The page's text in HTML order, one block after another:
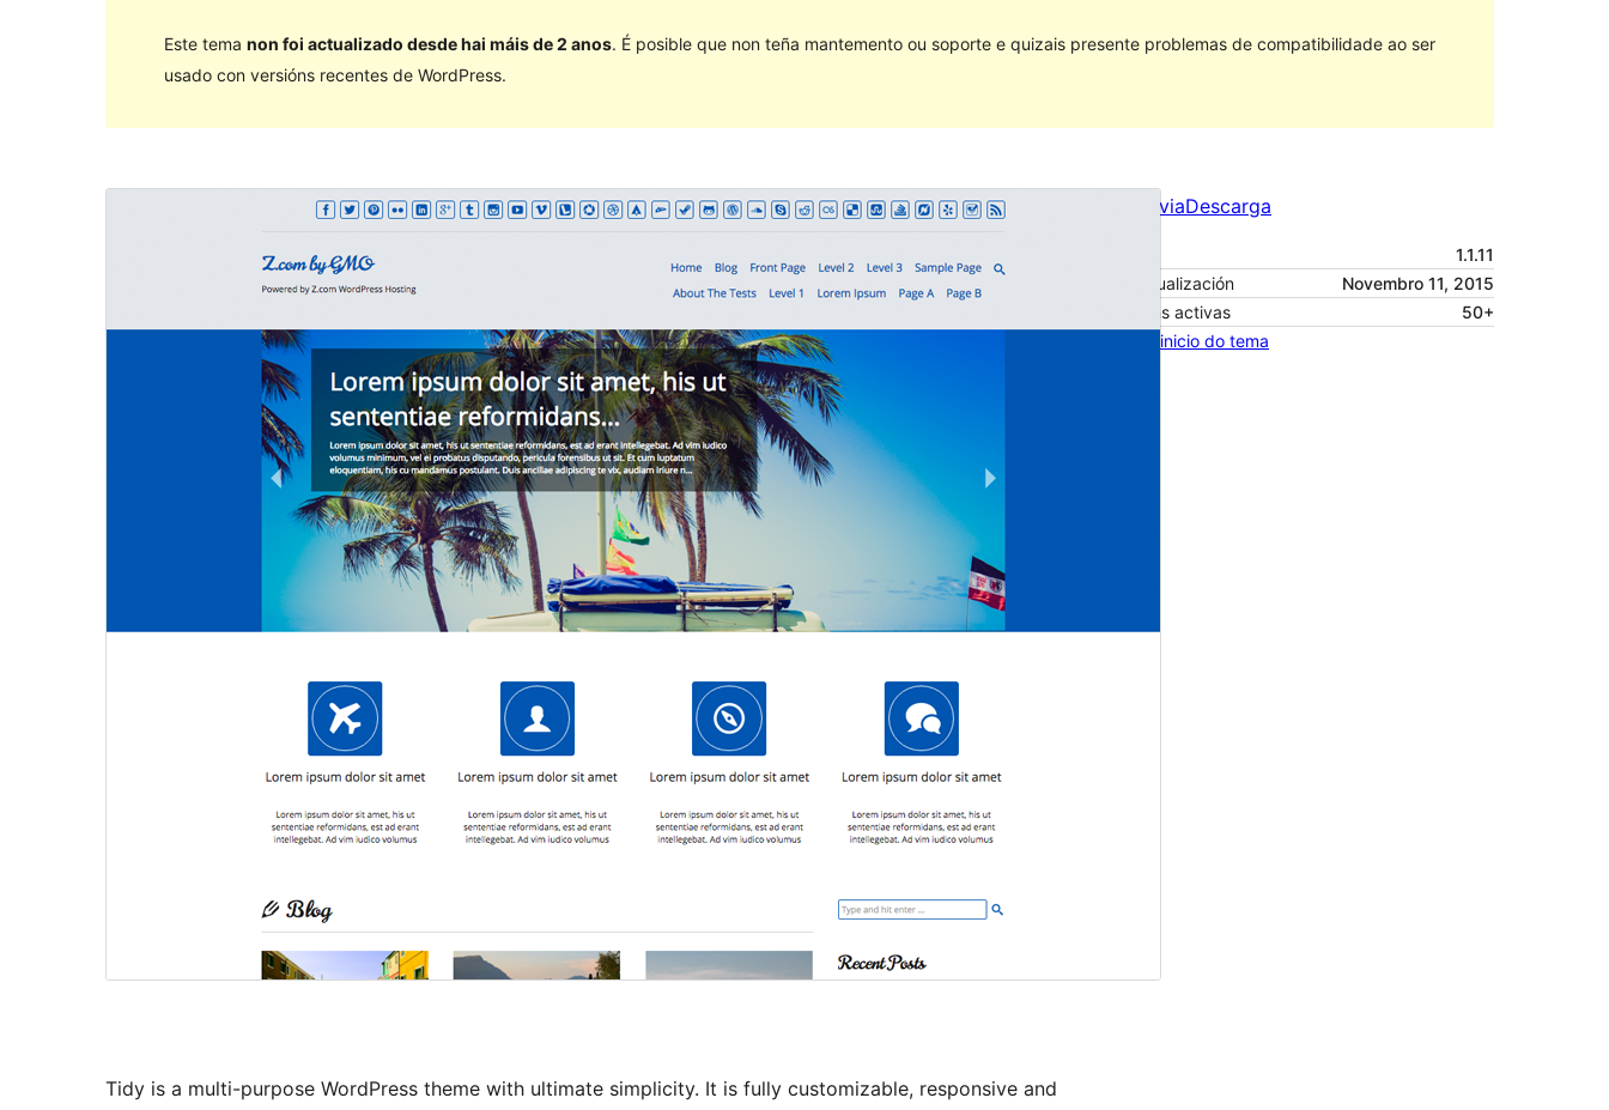
Este tema non foi actualizado desde hai máis de 2 anos. É posible que non teña mantemento ou soporte e quizais presente problemas de compatibilidade ao ser
usado con versións recentes de WordPress.
Vista previaDescarga
1.1.11
Última actualización
Novembro 11, 2015
Instalacións activas
50+
Páxina de inicio do tema
Tidy is a multi-purpose WordPress theme with ultimate simplicity. It is fully customizable, responsive and